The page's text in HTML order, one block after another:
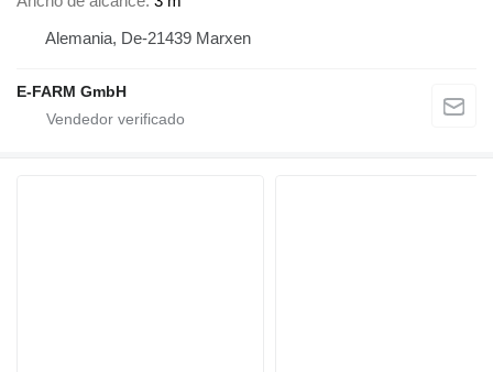
Alemania, De-21439 Marxen
E-FARM GmbH